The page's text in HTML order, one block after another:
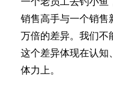
销售高手与一个销售
万倍的差异。我们不
这个差异体现在认知
体力上。